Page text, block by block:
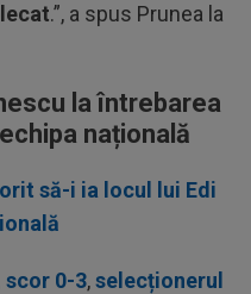
.”, a spus Prunea la
la întrebarea
națională
să-i ia locul lui Edi
scor 0-3,selecționerul